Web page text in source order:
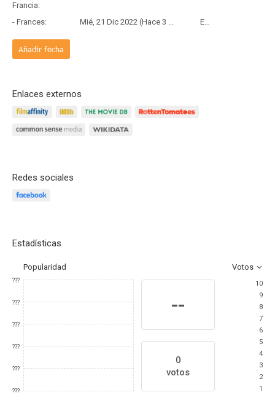
Francia:
- Frances:
Mié, 21 Dic 2022 (Hace 3 años y 7 meses) Estreno
Añadir fecha
Enlaces externos
Redes sociales
Estadísticas
Popularidad Votos
???
???
???
???
???
???
--
0
votos
10
9
8
7
6
5
4
3
2
1